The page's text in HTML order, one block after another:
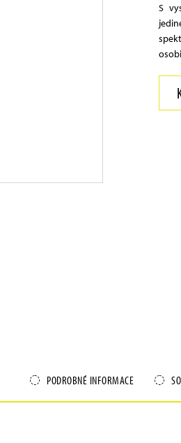
S
PODROBNÉ INFORMACE